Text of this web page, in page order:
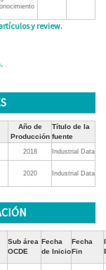
y review.
Año de
Producción
Título de la
fuente
2018 Industrial Data
2020 Industrial Data
Sub área
OCDE
Fecha
de Inicio
Fecha
Fin